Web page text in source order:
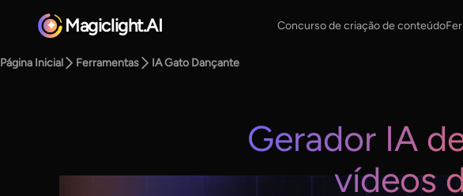
Magiclight.AI Concurso de criação de conteúdo
Página Inicial Ferramentas IA Gato Dançante
Gerador IA
vídeos